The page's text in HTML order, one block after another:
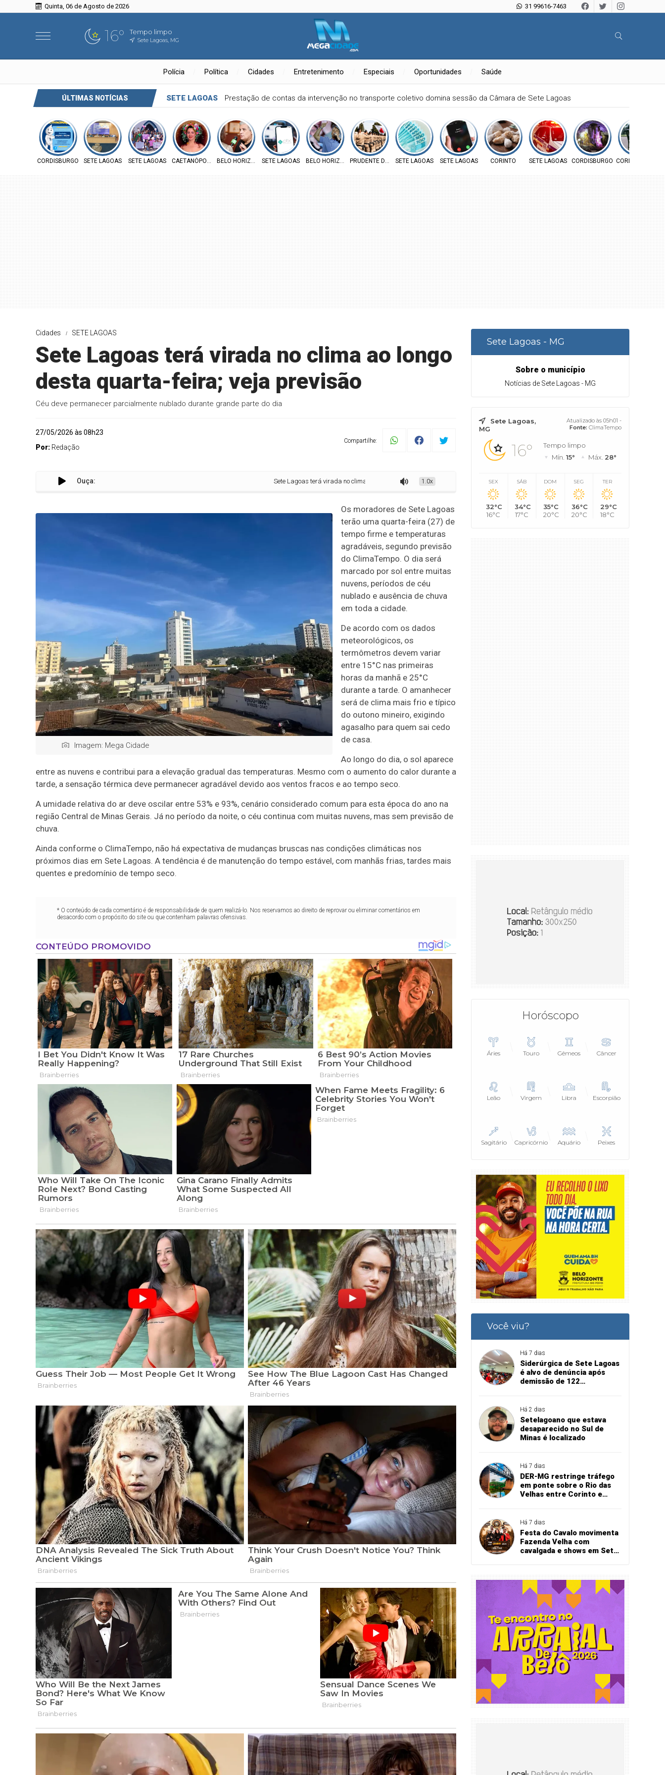
Quinta, 06 de Agosto de 2026 31 99616-7463
16° Tempo limpo
Sete Lagoas, MG
Polícia Política Cidades Entretenimento Especiais Oportunidades Saúde
ÚLTIMAS NOTÍCIAS SETE LAGOAS Prestação de contas da intervenção no transporte coletivo domina sessão da Câmara de Sete Lagoas
CORDISBURGO SETE LAGOAS SETE LAGOAS CAETANÓPOLIS BELO HORIZONTESETE LAGOAS BELO HORIZONTEPRUDENTE DE MORAISSETE LAGOAS SETE LAGOAS CORINTO SETE LAGOAS CORDISBURGO CORDISBURGO
Cidades SETE LAGOAS
Sete Lagoas terá virada no clima ao longo
desta quarta-feira; veja previsão
Céu deve permanecer parcialmente nublado durante grande parte do dia
27/05/2026 às 08h23
Por: Redação
Compartilhe:
Ouça: Sete Lagoas terá virada no clima ao longo desta quarta-feira; veja previsão
1.0x
Imagem: Mega Cidade
Os moradores de Sete Lagoas
terão uma quarta-feira (27) de
tempo firme e temperaturas
agradáveis, segundo previsão
do ClimaTempo. O dia será
marcado por sol entre muitas
nuvens, períodos de céu
nublado e ausência de chuva
em toda a cidade.
De acordo com os dados
meteorológicos, os
termômetros devem variar
entre 15°C nas primeiras
horas da manhã e 25°C
durante a tarde. O amanhecer
será de clima mais frio e típico
do outono mineiro, exigindo
agasalho para quem sai cedo
de casa.
Ao longo do dia, o sol aparece
entre as nuvens e contribui para a elevação gradual das temperaturas. Mesmo com o aumento do calor durante a
tarde, a sensação térmica deve permanecer agradável devido aos ventos fracos e ao tempo seco.
A umidade relativa do ar deve oscilar entre 53% e 93%, cenário considerado comum para esta época do ano na
região Central de Minas Gerais. Já no período da noite, o céu continua com muitas nuvens, mas sem previsão de
chuva.
Ainda conforme o ClimaTempo, não há expectativa de mudanças bruscas nas condições climáticas nos
próximos dias em Sete Lagoas. A tendência é de manutenção do tempo estável, com manhãs frias, tardes mais
quentes e predomínio de tempo seco.
* O conteúdo de cada comentário é de responsabilidade de quem realizá-lo. Nos reservamos ao direito de reprovar ou eliminar comentários em
desacordo com o propósito do site ou que contenham palavras ofensivas.
Sete Lagoas - MG
Sobre o município
Notícias de Sete Lagoas - MG
Sete Lagoas,
MG
Atualizado às 05h01 -
Fonte: ClimaTempo
16°
Tempo limpo
Mín. 15° Máx. 28°
SEX
32°C
16°C
SÁB
34°C
17°C
DOM
35°C
20°C
SEG
36°C
20°C
TER
29°C
18°C
Horóscopo
Áries Touro Gêmeos Câncer
Leão Virgem Libra Escorpião
Sagitário Capricórnio Aquário Peixes
Você viu?
Há 7 dias
Siderúrgica de Sete Lagoas
é alvo de denúncia após
demissão de 122
Há 2 dias
Setelagoano que estava
desaparecido no Sul de
Minas é localizado
Há 7 dias
DER-MG restringe tráfego
em ponte sobre o Rio das
Velhas entre Corinto e
Há 7 dias
Festa do Cavalo movimenta
Fazenda Velha com
cavalgada e shows em Sete